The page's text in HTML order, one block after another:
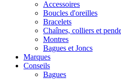
Accessoires
Boucles d'oreilles
Bracelets
Chaînes, colliers et
Montres
Bagues et Joncs
Marques
Conseils
Bagues